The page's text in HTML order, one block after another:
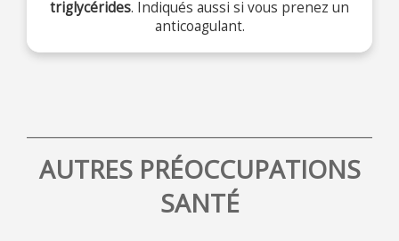
triglycérides. Indiqués aussi si vous prenez un
anticoagulant.
AUTRES PRÉOCCUPATIONS
SANTÉ